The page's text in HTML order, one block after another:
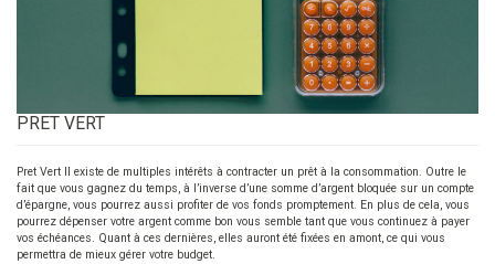
PRET VERT
Pret Vert Il existe de multiples intérêts à contracter un prêt à la consommation. Outre le
fait que vous gagnez du temps, à l’inverse d’une somme d’argent bloquée sur un compte
d’épargne, vous pourrez aussi profiter de vos fonds promptement. En plus de cela, vous
pourrez dépenser votre argent comme bon vous semble tant que vous continuez à payer
vos échéances. Quant à ces dernières, elles auront été fixées en amont, ce qui vous
permettra de mieux gérer votre budget.